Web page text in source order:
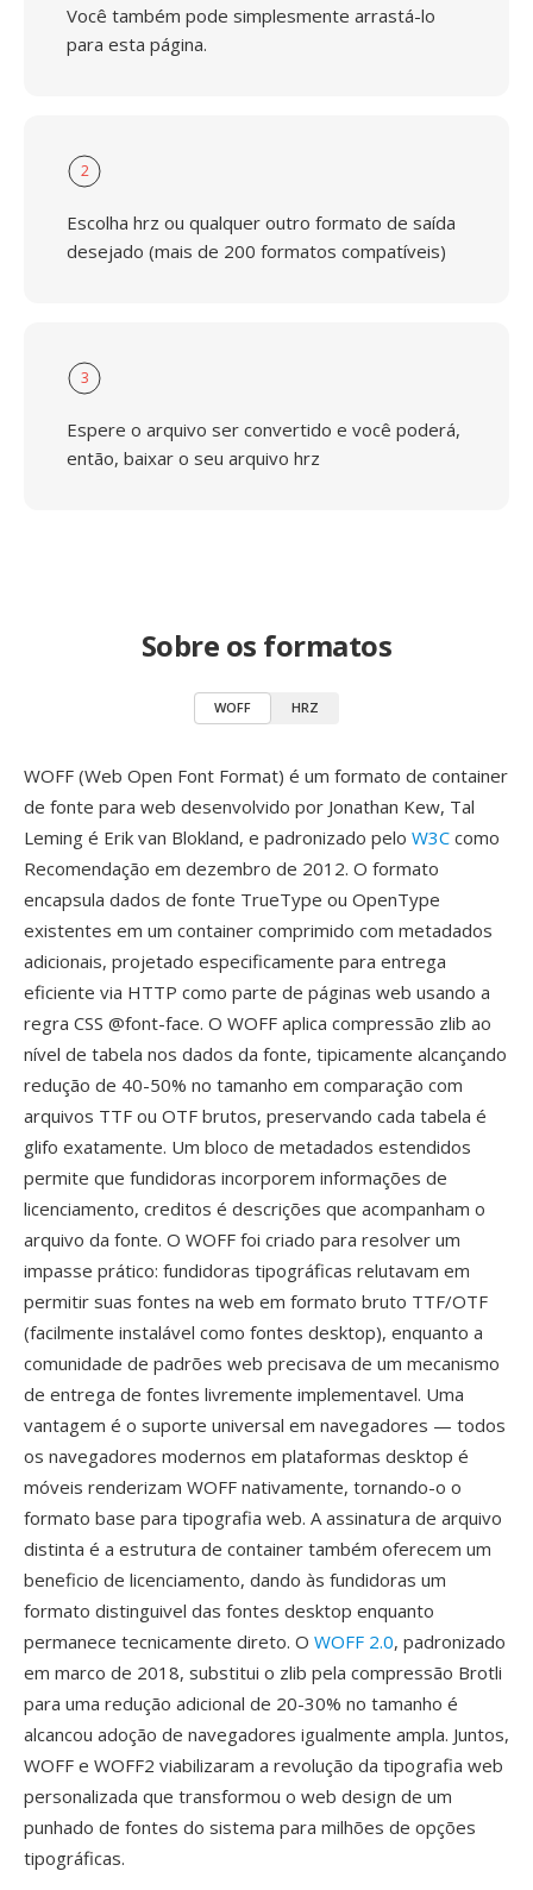
Você também pode simplesmente arrastá-lo
para esta página.
2
Escolha hrz ou qualquer outro formato de saída
desejado (mais de 200 formatos compatíveis)
3
Espere o arquivo ser convertido e você poderá,
então, baixar o seu arquivo hrz
Sobre os formatos
WOFF HRZ
WOFF (Web Open Font Format) é um formato de container
de fonte para web desenvolvido por Jonathan Kew, Tal
Leming é Erik van Blokland, e padronizado pelo W3C como
Recomendação em dezembro de 2012. O formato
encapsula dados de fonte TrueType ou OpenType
existentes em um container comprimido com metadados
adicionais, projetado especificamente para entrega
eficiente via HTTP como parte de páginas web usando a
regra CSS @font-face. O WOFF aplica compressão zlib ao
nível de tabela nos dados da fonte, tipicamente alcançando
redução de 40-50% no tamanho em comparação com
arquivos TTF ou OTF brutos, preservando cada tabela é
glifo exatamente. Um bloco de metadados estendidos
permite que fundidoras incorporem informações de
licenciamento, creditos é descrições que acompanham o
arquivo da fonte. O WOFF foi criado para resolver um
impasse prático: fundidoras tipográficas relutavam em
permitir suas fontes na web em formato bruto TTF/OTF
(facilmente instalável como fontes desktop), enquanto a
comunidade de padrões web precisava de um mecanismo
de entrega de fontes livremente implementavel. Uma
vantagem é o suporte universal em navegadores — todos
os navegadores modernos em plataformas desktop é
móveis renderizam WOFF nativamente, tornando-o o
formato base para tipografia web. A assinatura de arquivo
distinta é a estrutura de container também oferecem um
beneficio de licenciamento, dando às fundidoras um
formato distinguivel das fontes desktop enquanto
permanece tecnicamente direto. O WOFF 2.0, padronizado
em marco de 2018, substitui o zlib pela compressão Brotli
para uma redução adicional de 20-30% no tamanho é
alcancou adoção de navegadores igualmente ampla. Juntos,
WOFF e WOFF2 viabilizaram a revolução da tipografia web
personalizada que transformou o web design de um
punhado de fontes do sistema para milhões de opções
tipográficas.